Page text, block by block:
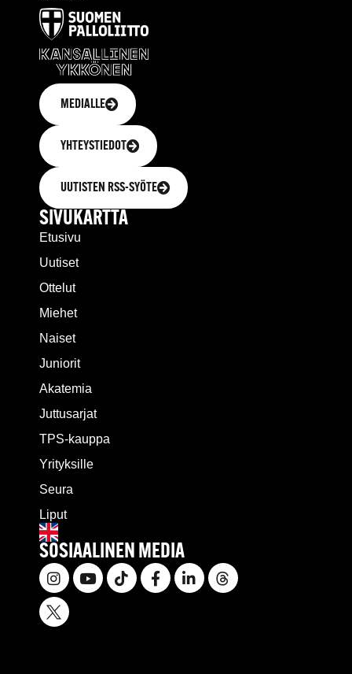
MEDIALLE
YHTEYSTIEDOT
UUTISTEN RSS-SYÖTE
SIVUKARTTA
Etusivu
Uutiset
Ottelut
Miehet
Naiset
Juniorit
Akatemia
Juttusarjat
TPS-kauppa
Yrityksille
Seura
Liput
SOSIAALINEN MEDIA